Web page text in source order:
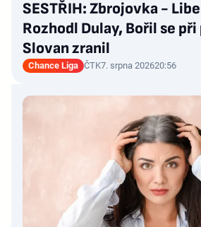
SESTŘIH: Zbrojovka -
Rozhodl Dulay, Bořil se
Slovan zranil
Chance Liga ČTK7. srpna 202620:56